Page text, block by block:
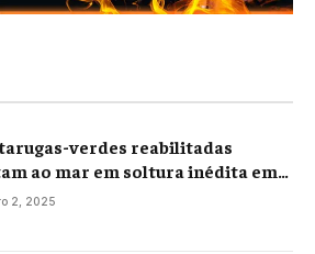
verdes reabilitadas
ao mar em soltura inédita em
Seca
2, 2025